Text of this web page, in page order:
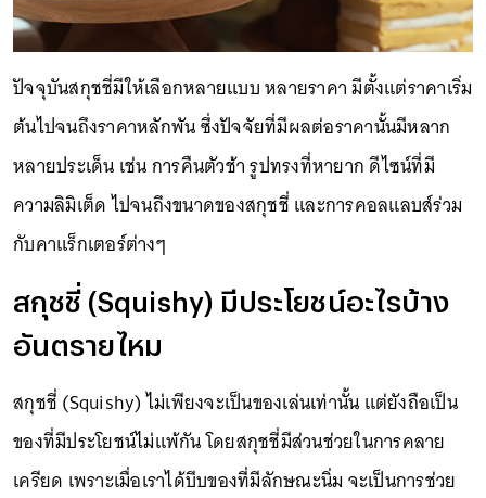
ปัจจุบันสกุชชี่มีให้เลือกหลายแบบ หลายราคา มีตั้งแต่ราคาเริ่ม
ต้นไปจนถึงราคาหลักพัน ซึ่งปัจจัยที่มีผลต่อราคานั้นมีหลาก
หลายประเด็น เช่น การคืนตัวช้า รูปทรงที่หายาก ดีไซน์ที่มี
ความลิมิเต็ด ไปจนถึงขนาดของสกุชชี่ และการคอลแลบส์ร่วม
กับคาแร็กเตอร์ต่างๆ
สกุชชี่ (Squishy) มีประโยชน์อะไรบ้าง
อันตรายไหม
สกุชชี่ (Squishy) ไม่เพียงจะเป็นของเล่นเท่านั้น แต่ยังถือเป็น
ของที่มีประโยชน์ไม่แพ้กัน โดยสกุชชี่มีส่วนช่วยในการคลาย
เครียด เพราะเมื่อเราได้บีบของที่มีลักษณะนิ่ม จะเป็นการช่วย